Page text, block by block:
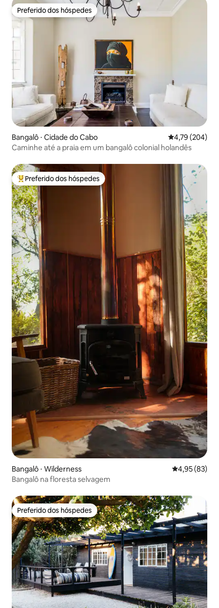
Preferido dos hóspedes
Preferido dos hóspedes
Bangalô ⋅ Cidade do Cabo 4,79 de uma
4,79 (204)
Caminhe até a praia em um bangalô colonial holandês
Entre os melhores preferidos dos hóspedes
Preferido dos hóspedes
Bangalô ⋅ Wilderness 4,95 de uma
4,95 (83)
Bangalô na floresta selvagem
Preferido dos hóspedes
Preferido dos hóspedes